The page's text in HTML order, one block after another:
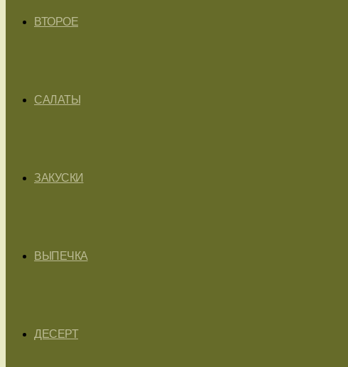
ВТОРОЕ
САЛАТЫ
ЗАКУСКИ
ВЫПЕЧКА
ДЕСЕРТ